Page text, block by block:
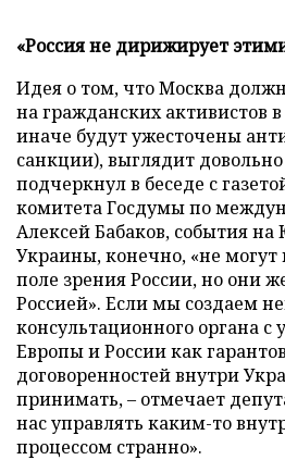
«Россия не дирижирует
Идея о том, что Москва
на гражданских активистов
иначе будут ужесточены
санкции), выглядит
подчеркнул в беседе с
комитета Госдумы по
Алексей Бабаков, события на
Украины, конечно, «не могут
поле зрения России, но они
Россией». Если мы создаем
консультационного органа
Европы и России как
договоренностей внутри
принимать,– отмечает
нас управлять каким-то
процессом странно».